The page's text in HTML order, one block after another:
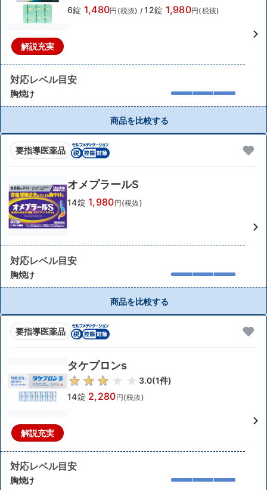
解説充実
6錠 1,480円(税抜) / 12錠 1,980円(税抜)
対応レベル目安
胸焼け
商品を比較する
要指導医薬品
オメプラールS
14錠 1,980円(税抜)
対応レベル目安
胸焼け
商品を比較する
要指導医薬品
解説充実
タケプロンs
3.0(1件)
14錠 2,280円(税抜)
対応レベル目安
胸焼け